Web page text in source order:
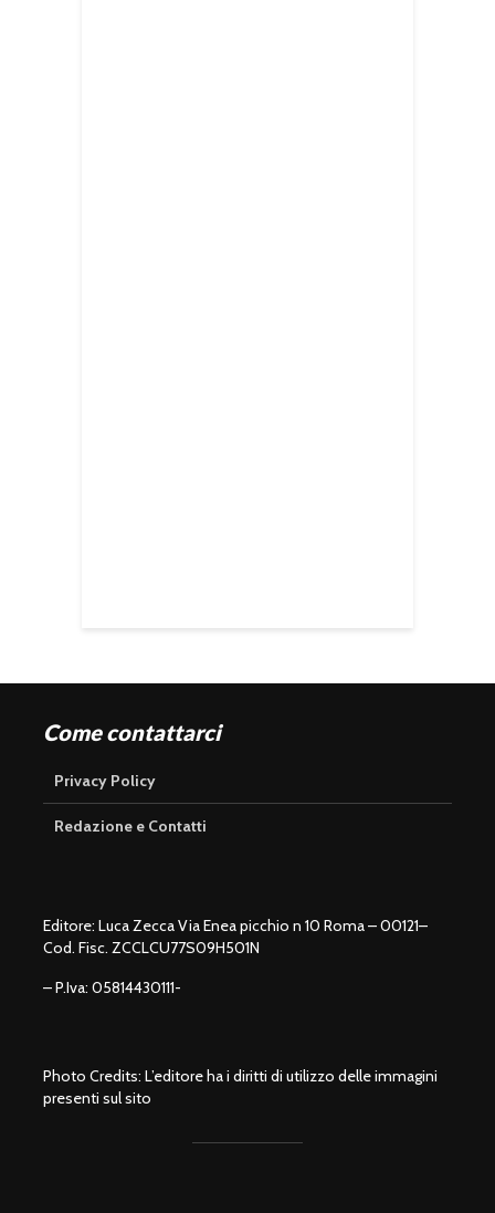
Come contattarci
Privacy Policy
Redazione e Contatti
Editore: Luca Zecca Via Enea picchio n 10 Roma – 00121–
Cod. Fisc. ZCCLCU77S09H501N
– P.Iva: 05814430111-
Photo Credits: L’editore ha i diritti di utilizzo delle immagini
presenti sul sito